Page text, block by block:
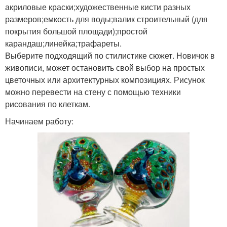
акриловые краски;художественные кисти разных
размеров;емкость для воды;валик строительный (для
покрытия большой площади);простой
карандаш;линейка;трафареты.
Выберите подходящий по стилистике сюжет. Новичок в
живописи, может остановить свой выбор на простых
цветочных или архитектурных композициях. Рисунок
можно перевести на стену с помощью техники
рисования по клеткам.
Начинаем работу: